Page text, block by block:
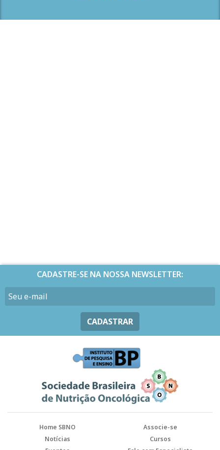
CADASTRE-SE NA NOSSA NEWSLETTER:
CADASTRAR
Home SBNO
Associe-se
Notícias
Cursos